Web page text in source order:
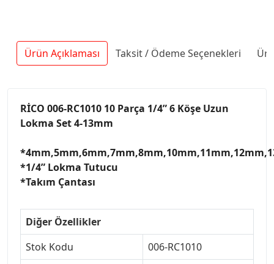
Ürün Açıklaması Taksit / Ödeme Seçenekleri
RİCO 006-RC1010 10 Parça 1/4” 6 Köşe Uzun
Lokma Set 4-13mm
*1/4” Lokma Tutucu
*Takım Çantası
Diğer Özellikler
Stok Kodu
006-RC1010